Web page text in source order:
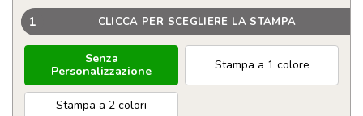
1 CLICCA PER SCEGLIERE LA STAMPA
Senza
Personalizzazione
Stampa a 1 colore
Stampa a 2 colori